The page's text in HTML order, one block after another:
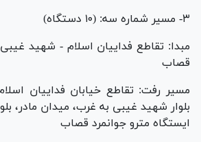
۳- مسیر شماره سه: (۱۰ دستگاه)
مبدا: تقاطع فداییان اسلام - شهید
قصاب
مسیر رفت: تقاطع خیابان فداییان
بلوار شهید غیبی به غرب، میدان مادر،
ایستگاه مترو جوانمرد قصاب